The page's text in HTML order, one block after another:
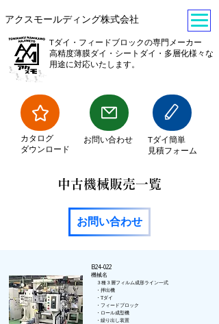
​お問い合わせ
Tダイ簡単
見積フォーム
​カタログ
ダウンロード
​アクスモールディング株式会社
Tダイ・フィードブロックの専門メーカー
​高精度薄膜ダイ・シートダイ・多層化様々な
用途に対応いたします。
​中古機械販売一覧
お問い合わせ
B24-022
​機械名
３種３層フィルム成形ライン一式
・押出機
・Tダイ
・フィードブロック
・ロール成型機
​ ・繰り出し装置